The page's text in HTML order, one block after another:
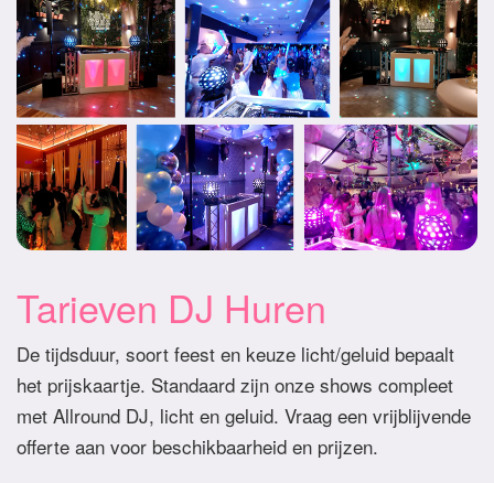
Tarieven DJ Huren
De tijdsduur, soort feest en keuze licht/geluid bepaalt
het prijskaartje. Standaard zijn onze shows compleet
met Allround DJ, licht en geluid. Vraag een vrijblijvende
offerte aan voor beschikbaarheid en prijzen.